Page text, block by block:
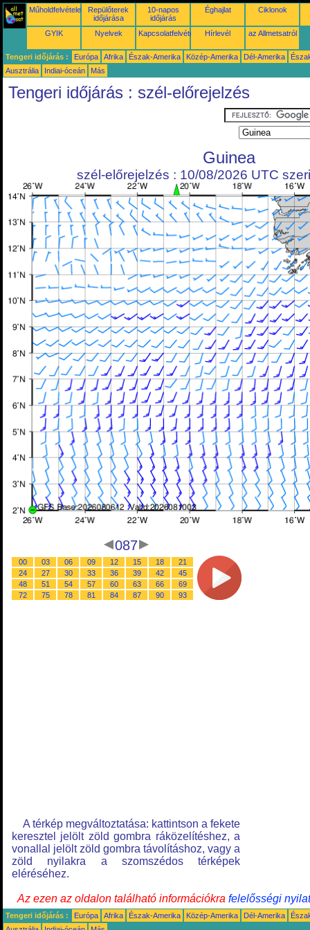
Műholdfelvételek
Repülőterek
időjárása
10-napos
időjárás
Éghajlat Ciklonok
GYIK Nyelvek Kapcsolatfelvétel Hírlevél az Allmetsatról
Tengeri időjárás : Európa Afrika Észak-Amerika Közép-Amerika Dél-Amerika
Ausztrália
Indiai-óceán Más
Tengeri időjárás : szél-előrejelzés
Guinea
szél-előrejelzés : 10/08/2026 UTC
087
00 03 06 09 12 15 18
21
24
27 30 33 36 39 42
45
48
51 54 57 60 63 66
69
72
75 78 81 84 87 90 93
A térkép megváltoztatása: kattintson a fekete
keresztel jelölt zöld gombra ráközelítéshez, a
vonallal jelölt zöld gombra távolításhoz, vagy a
zöld nyilakra a szomszédos térképek
eléréséhez.
Az ezen az oldalon található információkra felelősségi
Tengeri időjárás : Európa Afrika Észak-Amerika Közép-Amerika Dél-Amerika